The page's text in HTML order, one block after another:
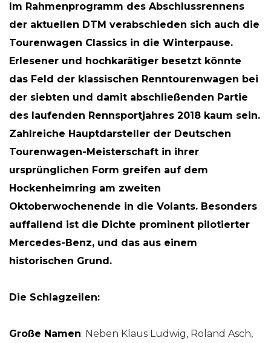
Im Rahmenprogramm des Abschlussrennens
der aktuellen DTM verabschieden sich auch die
Tourenwagen Classics in die Winterpause.
Erlesener und hochkarätiger besetzt könnte
das Feld der klassischen Renntourenwagen bei
der siebten und damit abschließenden Partie
des laufenden Rennsportjahres 2018 kaum sein.
Zahlreiche Hauptdarsteller der Deutschen
Tourenwagen-Meisterschaft in ihrer
ursprünglichen Form greifen auf dem
Hockenheimring am zweiten
Oktoberwochenende in die Volants. Besonders
auffallend ist die Dichte prominent pilotierter
Mercedes-Benz, und das aus einem
historischen Grund.
Die Schlagzeilen:
Große Namen: Neben Klaus Ludwig, Roland Asch,